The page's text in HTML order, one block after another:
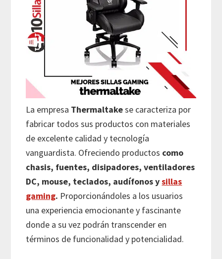
La empresa Thermaltakese caracteriza por
fabricar todos sus productos con materiales
de excelente calidad y tecnología
vanguardista. Ofreciendo productos como
chasis, fuentes, disipadores, ventiladores
DC, mouse, teclados, audífonos ysillas
gaming. Proporcionándoles a los usuarios
una experiencia emocionante y fascinante
donde a su vez podrán transcender en
términos de funcionalidad y potencialidad.